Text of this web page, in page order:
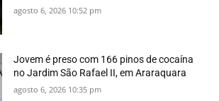
agosto 6, 2026 10:52 pm
Jovem é preso com 166 pinos de cocaína
no Jardim São Rafael II, em Araraquara
agosto 6, 2026 10:35 pm